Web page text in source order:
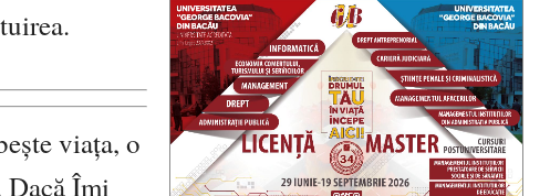
viaţa, o
Dacă Îmi